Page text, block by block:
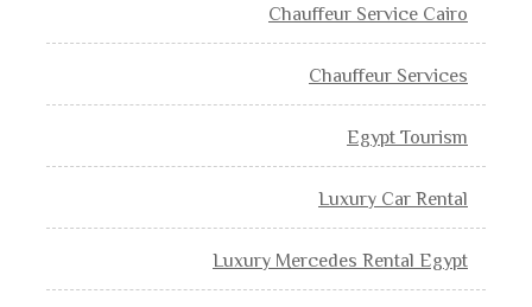
Chauffeur Service Cairo
Chauffeur Services
Egypt Tourism
Luxury Car Rental
Luxury Mercedes Rental Egypt